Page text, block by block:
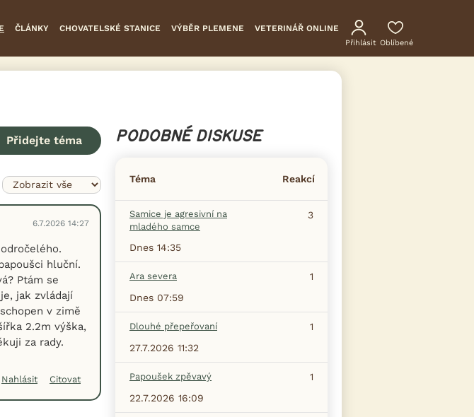
ČLÁNKY CHOVATELSKÉ STANICE VÝBĚR PLEMENE VETERINÁŘ ONLINE
Přihlásit Oblíbené
Přidejte téma
6.7.2026 14:27
hluční.
Ptám se
jak zvládají
v zimě
2.2m výška,
za rady.
Nahlásit Citovat
PODOBNÉ DISKUSE
Téma Reakcí
Samice je agresivní na
mladého samce
3
Dnes 14:35
Ara severa
1
Dnes 07:59
Dlouhé přepeřovaní
1
27.7.2026 11:32
Papoušek zpěvavý
1
22.7.2026 16:09